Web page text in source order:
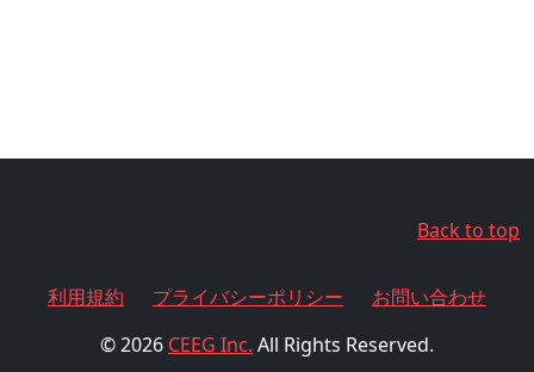
Back to top
利用規約 プライバシーポリシー
お問い合わせ
© 2026 CEEG Inc. All Rights Reserved.